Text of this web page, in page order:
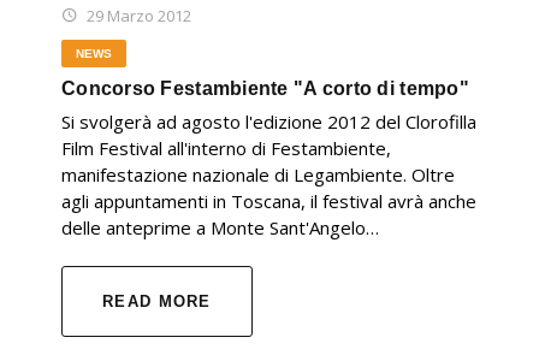
29 Marzo 2012
NEWS
Concorso Festambiente "A corto di tempo"
Si svolgerà ad agosto l'edizione 2012 del Clorofilla
Film Festival all'interno di Festambiente,
manifestazione nazionale di Legambiente. Oltre
agli appuntamenti in Toscana, il festival avrà anche
delle anteprime a Monte Sant'Angelo…
READ MORE